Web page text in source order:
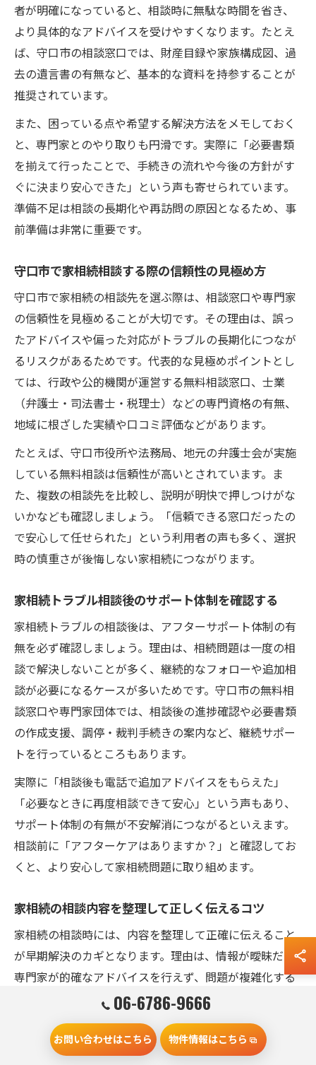
者が明確になっていると、相談時に無駄な時間を省き、
より具体的なアドバイスを受けやすくなります。たとえ
ば、守口市の相談窓口では、財産目録や家族構成図、過
去の遺言書の有無など、基本的な資料を持参することが
推奨されています。
また、困っている点や希望する解決方法をメモしておく
と、専門家とのやり取りも円滑です。実際に「必要書類
を揃えて行ったことで、手続きの流れや今後の方針がす
ぐに決まり安心できた」という声も寄せられています。
準備不足は相談の長期化や再訪問の原因となるため、事
前準備は非常に重要です。
守口市で家相続相談する際の信頼性の見極め方
守口市で家相続の相談先を選ぶ際は、相談窓口や専門家
の信頼性を見極めることが大切です。その理由は、誤っ
たアドバイスや偏った対応がトラブルの長期化につなが
るリスクがあるためです。代表的な見極めポイントとし
ては、行政や公的機関が運営する無料相談窓口、士業
（弁護士・司法書士・税理士）などの専門資格の有無、
地域に根ざした実績や口コミ評価などがあります。
たとえば、守口市役所や法務局、地元の弁護士会が実施
している無料相談は信頼性が高いとされています。ま
た、複数の相談先を比較し、説明が明快で押しつけがな
いかなども確認しましょう。「信頼できる窓口だったの
で安心して任せられた」という利用者の声も多く、選択
時の慎重さが後悔しない家相続につながります。
家相続トラブル相談後のサポート体制を確認する
家相続トラブルの相談後は、アフターサポート体制の有
無を必ず確認しましょう。理由は、相続問題は一度の相
談で解決しないことが多く、継続的なフォローや追加相
談が必要になるケースが多いためです。守口市の無料相
談窓口や専門家団体では、相談後の進捗確認や必要書類
の作成支援、調停・裁判手続きの案内など、継続サポー
トを行っているところもあります。
実際に「相談後も電話で追加アドバイスをもらえた」
「必要なときに再度相談できて安心」という声もあり、
サポート体制の有無が不安解消につながるといえます。
相談前に「アフターケアはありますか？」と確認してお
くと、より安心して家相続問題に取り組めます。
家相続の相談内容を整理して正しく伝えるコツ
家相続の相談時には、内容を整理して正確に伝えること
が早期解決のカギとなります。理由は、情報が曖昧だと
専門家が的確なアドバイスを行えず、問題が複雑化する
恐れがあるからです。具体的には、家族構成・財産一
にまとめると効果的です。
06-6786-9666
お問い合わせはこちら 物件情報はこちら